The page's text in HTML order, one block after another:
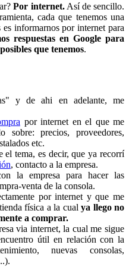
Por internet.Así de sencillo.
cada que tenemos una
informarnos por internet para
respuestas en Google para
que tenemos.
y de ahi en adelante, me
por internet en el que me
precios, proveedores,
etc.
el tema, es decir, que ya recorrí
, contacto a la empresa.
la empresa para hacer las
venta de la consola.
por internet y que me
física a la cual ya llego no
a comprar.
via internet, la cual me sigue
útil en relación con la
nuevas consolas,